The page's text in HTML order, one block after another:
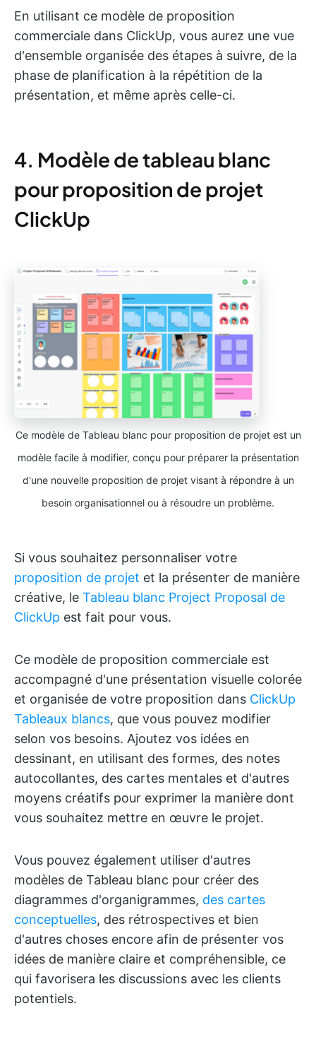
En utilisant ce modèle de proposition
commerciale dans ClickUp, vous aurez une vue
d'ensemble organisée des étapes à suivre, de la
phase de planification à la répétition de la
présentation, et même après celle-ci.
4. Modèle de tableau blanc
pour proposition de projet
ClickUp
Ce modèle de Tableau blanc pour proposition de projet est un
modèle facile à modifier, conçu pour préparer la présentation
d'une nouvelle proposition de projet visant à répondre à un
besoin organisationnel ou à résoudre un problème.
Si vous souhaitez personnaliser votre
proposition de projet et la présenter de manière
créative, le Tableau blanc Project Proposal de
ClickUp est fait pour vous.
Ce modèle de proposition commerciale est
accompagné d'une présentation visuelle colorée
et organisée de votre proposition dans ClickUp
Tableaux blancs, que vous pouvez modifier
selon vos besoins. Ajoutez vos idées en
dessinant, en utilisant des formes, des notes
autocollantes, des cartes mentales et d'autres
moyens créatifs pour exprimer la manière dont
vous souhaitez mettre en œuvre le projet.
Vous pouvez également utiliser d'autres
modèles de Tableau blanc pour créer des
diagrammes d'organigrammes, des cartes
conceptuelles, des rétrospectives et bien
d'autres choses encore afin de présenter vos
idées de manière claire et compréhensible, ce
qui favorisera les discussions avec les clients
potentiels.